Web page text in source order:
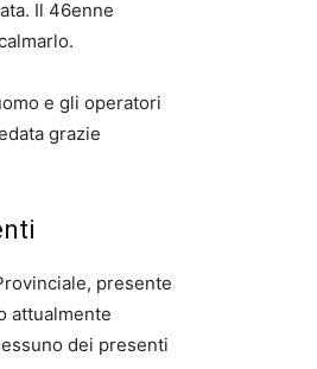
Il 46enne
e gli operatori
grazie
presente
attualmente
dei presenti